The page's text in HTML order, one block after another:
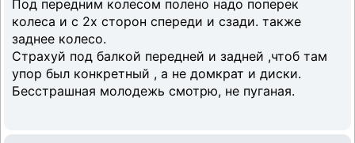
Под передним колесом полено надо поперек
колеса и с 2х сторон спереди и сзади. также
заднее колесо.
Страхуй под балкой передней и задней ,чтоб там
упор был конкретный , а не домкрат и диски.
Бесстрашная молодежь смотрю, не пуганая.